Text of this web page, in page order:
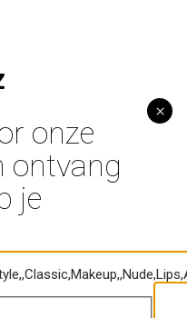
Gel
/ BIAB
Gel
Gel
Gel
onze
ontvang
je
×